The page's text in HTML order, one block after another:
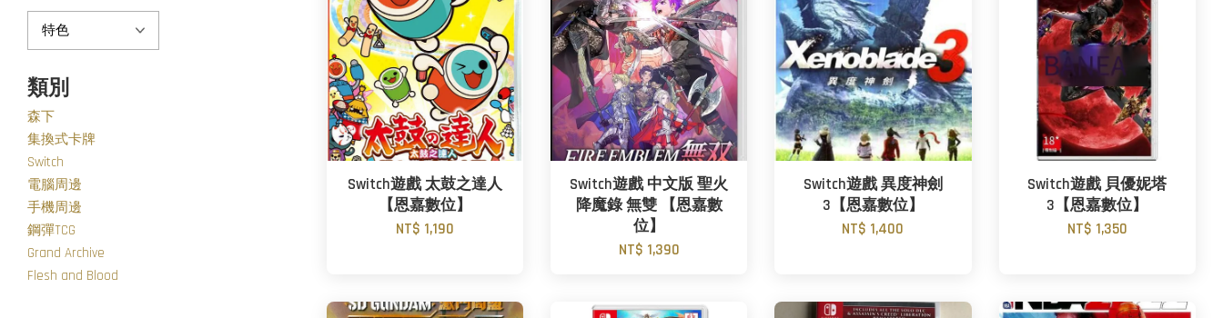
類別
森下
集換式卡牌
Switch
電腦周邊
手機周邊
鋼彈TCG
Grand Archive
Flesh and Blood
Switch遊戲 太鼓之達人
【恩嘉數位】
NT$ 1,190
Switch遊戲 中文版 聖火
降魔錄 無雙 【恩嘉數
位】
NT$ 1,390
Switch遊戲 異度神劍
3【恩嘉數位】
NT$ 1,400
Switch遊戲 貝優妮塔
3【恩嘉數位】
NT$ 1,350